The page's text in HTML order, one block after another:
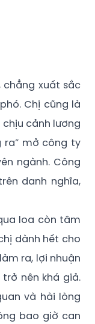
chẳng xuất sắc
Chị cũng là
cảnh lương
ra” mở công ty
ngành. Công
danh nghĩa,
loa còn tâm
dành hết cho
ra, lợi nhuận
nên khá giả.
và hài lòng
bao giờ can